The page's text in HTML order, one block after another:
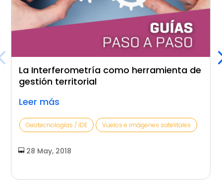
La Interferometría como herramienta de
gestión territorial
Leer más
Geotecnologías / IDE Vuelos e imágenes satelitales
28 May, 2018